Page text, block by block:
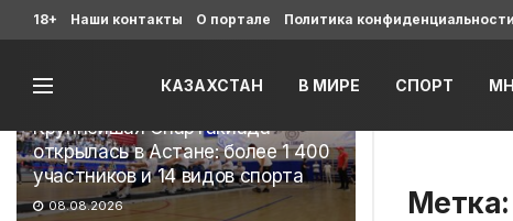
Последние
Крупнейшая Спартакиада
открылась в Астане: более 1 400
участников и 14 видов спорта
08.08.2026
18+ Наши контакты О портале Политика конфиденциальности
КАЗАХСТАН В МИРЕ СПОРТ